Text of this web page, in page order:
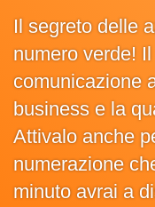
Il segreto delle
numero verde!
comunicazione
business e la
Attivalo anche
numerazione
minuto avrai a